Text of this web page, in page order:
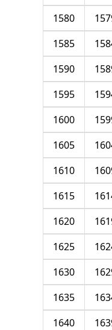
1580
1585
1590
1595
1600
1605
1610
1615
1620
1625
1630
1635
1640